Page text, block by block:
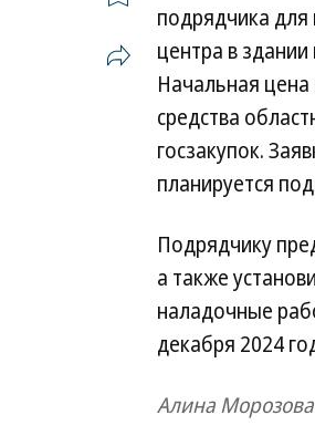
подрядчика для
центра в
Начальная
средства
госзакупок.
планируется
Подрядчику
а также
наладочные
декабря 2024
Алина Морозова